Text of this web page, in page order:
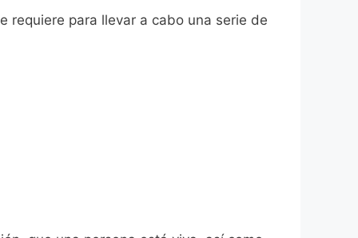
requiere para llevar a cabo una serie de